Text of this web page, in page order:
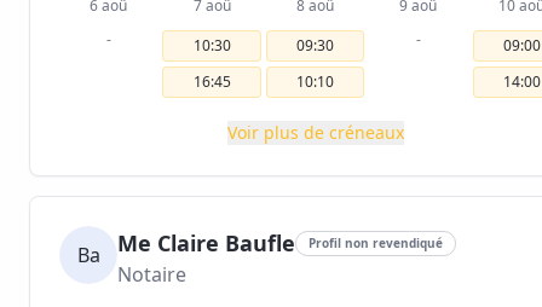
6 aoû
-
7 aoû
10:30
16:45
8 aoû
09:30
10:10
9 aoû
-
10
09:00
14:00
Voir plus de créneaux
Ba Me Claire Baufle Profil non revendiqué
Notaire